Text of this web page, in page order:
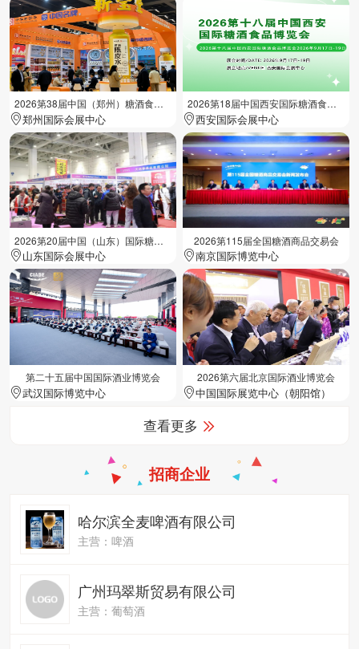
2026第38届中国（郑州）糖酒食品交易会
郑州国际会展中心
2026第18届中国西安国际糖酒食品展览会
西安国际会展中心
2026第20届中国（山东）国际糖酒食品交易会
山东国际会展中心
2026第115届全国糖酒商品交易会
南京国际博览中心
第二十五届中国国际酒业博览会
武汉国际博览中心
2026第六届北京国际酒业博览会
中国国际展览中心（朝阳馆）
查看更多
招商企业
哈尔滨全麦啤酒有限公司
主营：啤酒
广州玛翠斯贸易有限公司
主营：葡萄酒